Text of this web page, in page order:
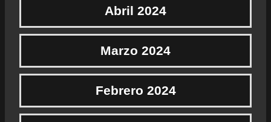
Abril 2024
Marzo 2024
Febrero 2024